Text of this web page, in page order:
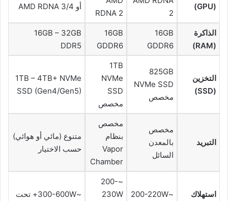
(GPU)
2
RDNA 2
أو AMD RDNA 3/4
الذاكرة
(RAM)
16GB
GDDR6
16GB
GDDR6
16GB – 32GB
DDR5
التخزين
(SSD)
825GB
NVMe SSD
مخصص
1TB
NVMe
SSD
مخصص
1TB – 4TB+ NVMe
SSD (Gen4/Gen5)
التبريد
مخصص
بالمعدن
السائل
مخصص
بنظام
Vapor
Chamber
متنوع (مائي أو هوائي)
حسب الاختيار
استهلاك
~200-220W
~200-
230W
~300-600W+ تحت